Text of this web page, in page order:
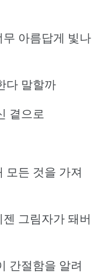
아름답게 빛나
다 말할까
곁으로
모든 것을 가져
그림자가 돼버
간절함을 알려